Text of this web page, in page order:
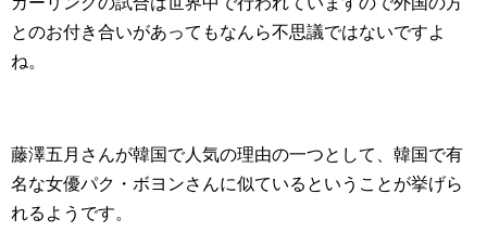
とのお付き合いがあってもなんら不思議ではないですよ
ね。
藤澤五月さんが韓国で人気の理由の一つとして、韓国で有
名な女優パク・ボヨンさんに似ているということが挙げら
れるようです。